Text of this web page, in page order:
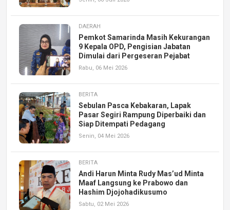
DAERAH
Pemkot Samarinda Masih Kekurangan
9 Kepala OPD, Pengisian Jabatan
Dimulai dari Pergeseran Pejabat
Rabu, 06 Mei 2026
BERITA
Sebulan Pasca Kebakaran, Lapak
Pasar Segiri Rampung Diperbaiki dan
Siap Ditempati Pedagang
Senin, 04 Mei 2026
BERITA
Andi Harun Minta Rudy Mas’ud Minta
Maaf Langsung ke Prabowo dan
Hashim Djojohadikusumo
Sabtu, 02 Mei 2026